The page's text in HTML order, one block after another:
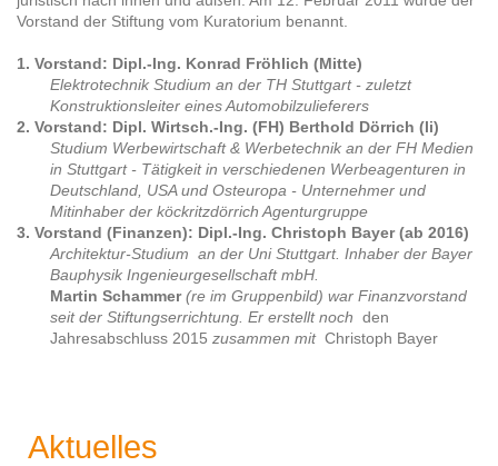
Vorstand der Stiftung vom Kuratorium benannt.
1. Vorstand: Dipl.-Ing. Konrad Fröhlich (Mitte)
Elektrotechnik Studium an der TH Stuttgart - zuletzt
Konstruktionsleiter eines Automobilzulieferers
2. Vorstand: Dipl. Wirtsch.-Ing. (FH) Berthold Dörrich (li)
Studium Werbewirtschaft & Werbetechnik an der FH Medien
in Stuttgart - Tätigkeit in verschiedenen Werbeagenturen in
Deutschland, USA und Osteuropa - Unternehmer und
Mitinhaber der köckritzdörrich Agenturgruppe
3. Vorstand (Finanzen): Dipl.-Ing. Christoph Bayer (ab 2016)
Architektur-Studium an der Uni Stuttgart. Inhaber der Bayer
Bauphysik Ingenieurgesellschaft mbH.
Martin Schammer (re im Gruppenbild) war Finanzvorstand
seit der Stiftungserrichtung. Er erstellt noch den
Jahresabschluss 2015 zusammen mit Christoph Bayer
Aktuelles